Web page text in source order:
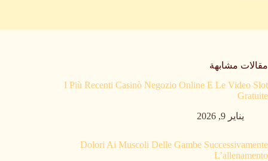
مقالات مشابهة
I Più Recenti Casinò Negozio Online E Le Video Slot
Gratuite
يناير 9, 2026
Dolori Ai Muscoli Delle Gambe Successivamente
L’allenamento